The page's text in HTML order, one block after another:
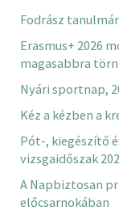
Fodrász
Erasmus+ 2026
magasabbra
Nyári sportnap,
Kéz a kézben a
Pót-, kiegészítő
vizsgaidőszak
A Napbiztosan
előcsarnokában